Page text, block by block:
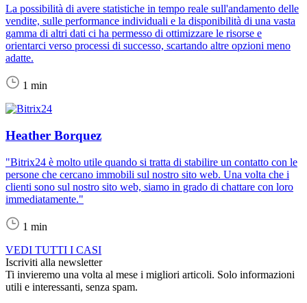
La possibilità di avere statistiche in tempo reale sull'andamento delle
vendite, sulle performance individuali e la disponibilità di una vasta
gamma di altri dati ci ha permesso di ottimizzare le risorse e
orientarci verso processi di successo, scartando altre opzioni meno
adatte.
1 min
Heather Borquez
"Bitrix24 è molto utile quando si tratta di stabilire un contatto con le
persone che cercano immobili sul nostro sito web. Una volta che i
clienti sono sul nostro sito web, siamo in grado di chattare con loro
immediatamente."
1 min
VEDI TUTTI I CASI
Iscriviti alla newsletter
Ti invieremo una volta al mese i migliori articoli. Solo informazioni
utili e interessanti, senza spam.